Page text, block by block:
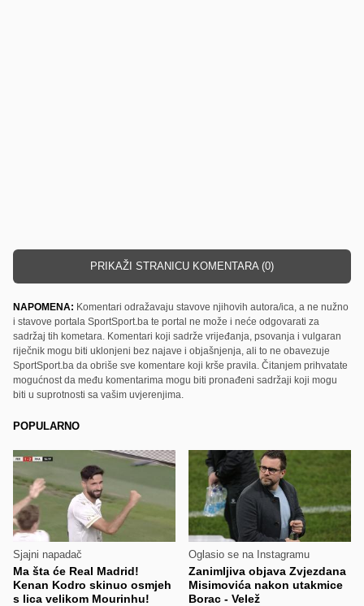
PRIKAŽI STRANICU KOMENTARA (0)
NAPOMENA: Komentari odražavaju stavove njihovih autora/ica, a ne nužno
i stavove portala SportSport.ba te portal ne može i neće odgovarati za
sadržaj tih kometara. Komentari koji sadrže vrijeđanja, psovanja i vulgaran
riječnik mogu biti uklonjeni bez najave i objašnjenja, ali to ne obavezuje
SportSport.ba da obriše sve komentare koji krše pravila. Čitanjem prihvatate
mogućnost da među komentarima mogu biti pronađeni sadržaji koji mogu
biti u suprotnosti sa vašim uvjerenjima.
POPULARNO
Sjajni napadač
Ma šta će Real Madrid!
Kenan Kodro skinuo osmjeh
s lica velikom Mourinhu!
Oglasio se na Instagramu
Zanimljiva objava Zvjezdana
Misimovića nakon utakmice
Borac - Velež